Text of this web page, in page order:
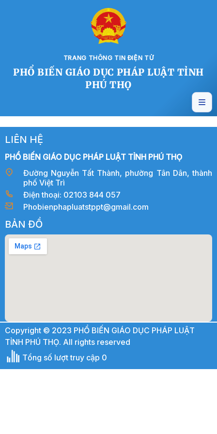
TRANG THÔNG TIN ĐIỆN TỬ
PHỔ BIẾN GIÁO DỤC PHÁP LUẬT TỈNH
PHÚ THỌ
LIÊN HỆ
PHỔ BIẾN GIÁO DỤC PHÁP LUẬT TỈNH PHÚ THỌ
Đường Nguyễn Tất Thành, phường Tân Dân, thành
phố Việt Trì
Điện thoại: 02103 844 057
Phobienphapluatstppt@gmail.com
BẢN ĐỒ
Copyright © 2023 PHỔ BIẾN GIÁO DỤC PHÁP LUẬT
TỈNH PHÚ THỌ. All rights reserved
Tổng số lượt truy cập 0